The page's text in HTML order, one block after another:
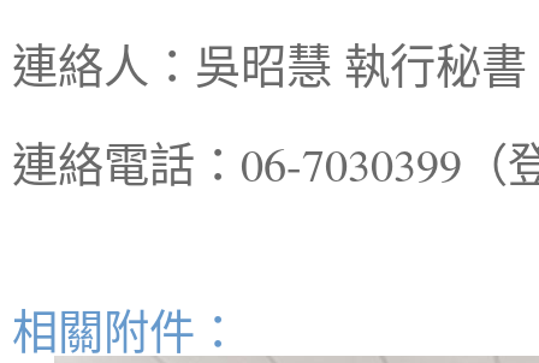
連絡人：吳昭慧 執行秘書
連絡電話：06-7030399（
相關附件：